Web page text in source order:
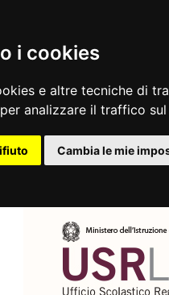
i cookies
e altre tecniche di
analizzare il traffico
Cambia le mie